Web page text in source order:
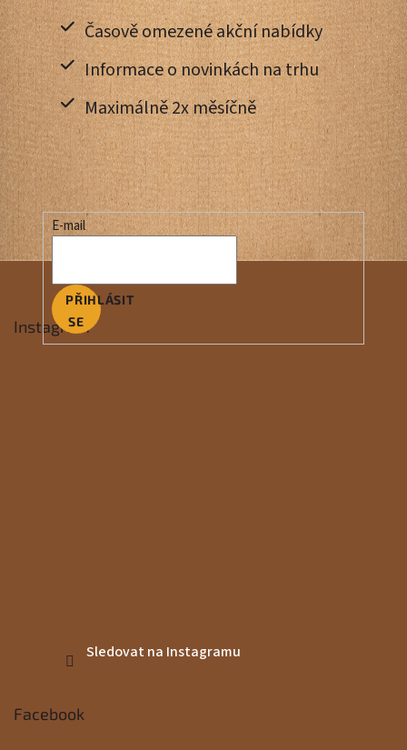
Časově omezené akční nabídky
Informace o novinkách na trhu
Maximálně 2x měsíčně
E-mail
PŘIHLÁSIT
SE
Instagram
Sledovat na Instagramu
Facebook